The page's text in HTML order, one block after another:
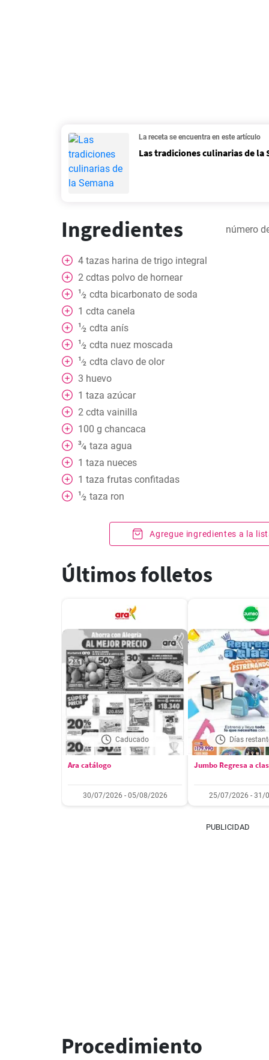
La receta se encuentra en este artículo
Las tradiciones culinarias de la
Ingredientes número
4 tazas harina de trigo integral
2 cdtas polvo de hornear
1⁄2 cdta bicarbonato de soda
1 cdta canela
1⁄2 cdta anís
1⁄2 cdta nuez moscada
1⁄2 cdta clavo de olor
3 huevo
1 taza azúcar
2 cdta vainilla
100 g chancaca
3⁄4 taza agua
1 taza nueces
1 taza frutas confitadas
1⁄2 taza ron
Agregue ingredientes a la
Últimos folletos
Caducado
Ara catálogo
30/07/2026 - 05/08/2026
Días
Jumbo Regresa a
25/07/2026 - 31/
PUBLICIDAD
Procedimiento